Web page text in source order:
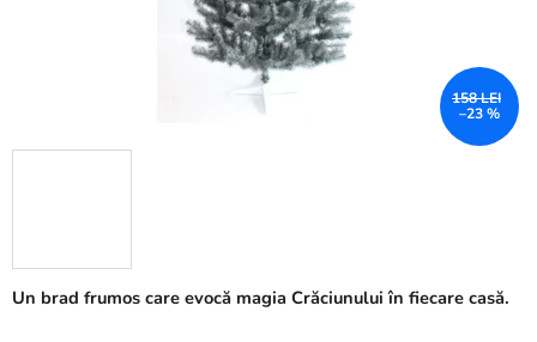
Un brad frumos care evocă magia Crăciunului în fiecare casă.
158 LEI
–23 %